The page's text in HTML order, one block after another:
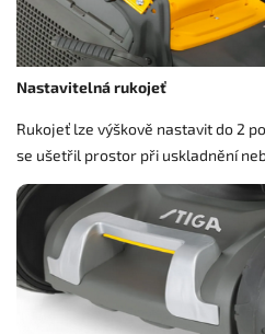
Nastavitelná rukojeť
Rukojeť lze výškově nastavit do 2
se ušetřil prostor při uskladnění